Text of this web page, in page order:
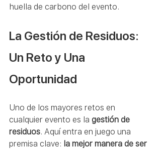
huella de carbono del evento.
La Gestión de Residuos:
Un Reto y Una
Oportunidad
Uno de los mayores retos en
cualquier evento es la gestión de
residuos. Aquí entra en juego una
premisa clave: la mejor manera de ser